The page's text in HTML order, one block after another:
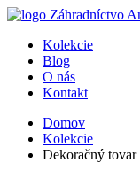
Kolekcie
Blog
O nás
Kontakt
Domov
Kolekcie
Dekoračný tovar